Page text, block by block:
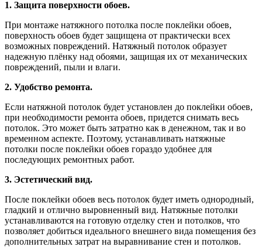
1. Защита поверхности обоев.
При монтаже натяжного потолка после поклейки обоев,
поверхность обоев будет защищена от практически всех
возможных повреждений. Натяжный потолок образует
надежную плёнку над обоями, защищая их от механических
повреждений, пыли и влаги.
2. Удобство ремонта.
Если натяжной потолок будет установлен до поклейки обоев,
при необходимости ремонта обоев, придется снимать весь
потолок. Это может быть затратно как в денежном, так и во
временном аспекте. Поэтому, устанавливать натяжные
потолки после поклейки обоев гораздо удобнее для
последующих ремонтных работ.
3. Эстетический вид.
После поклейки обоев весь потолок будет иметь однородный,
гладкий и отлично выровненный вид. Натяжные потолки
устанавливаются на готовую отделку стен и потолков, что
позволяет добиться идеального внешнего вида помещения без
дополнительных затрат на выравнивание стен и потолков.